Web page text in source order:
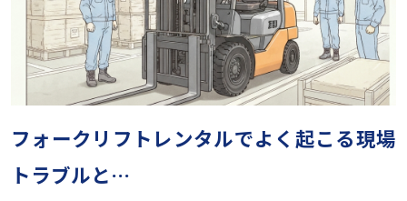
フォークリフトレンタルでよく起こる現場
トラブルと…